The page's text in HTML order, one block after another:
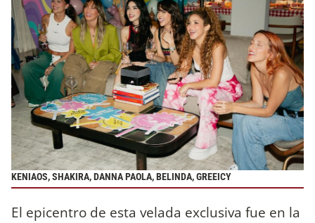
KENIAOS, SHAKIRA, DANNA PAOLA, BELINDA, GREEICY
El epicentro de esta velada exclusiva fue en la